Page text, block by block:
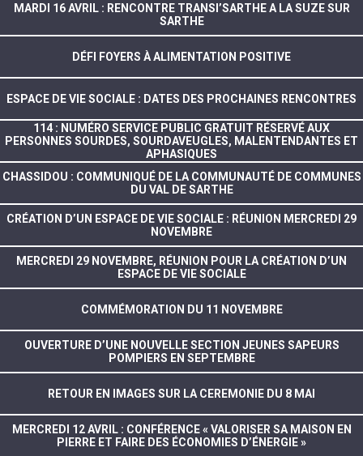
MARDI 16 AVRIL : RENCONTRE TRANSI’SARTHE A LA SUZE SUR
SARTHE
DÉFI FOYERS À ALIMENTATION POSITIVE
ESPACE DE VIE SOCIALE : DATES DES PROCHAINES RENCONTRES
114 : NUMÉRO SERVICE PUBLIC GRATUIT RÉSERVÉ AUX
PERSONNES SOURDES, SOURDAVEUGLES, MALENTENDANTES ET
APHASIQUES
CHASSIDOU : COMMUNIQUÉ DE LA COMMUNAUTÉ DE COMMUNES
DU VAL DE SARTHE
CRÉATION D’UN ESPACE DE VIE SOCIALE : RÉUNION MERCREDI 29
NOVEMBRE
MERCREDI 29 NOVEMBRE, RÉUNION POUR LA CRÉATION D’UN
ESPACE DE VIE SOCIALE
COMMÉMORATION DU 11 NOVEMBRE
OUVERTURE D’UNE NOUVELLE SECTION JEUNES SAPEURS
POMPIERS EN SEPTEMBRE
RETOUR EN IMAGES SUR LA CEREMONIE DU 8 MAI
MERCREDI 12 AVRIL : CONFÉRENCE « VALORISER SA MAISON EN
PIERRE ET FAIRE DES ÉCONOMIES D’ÉNERGIE »